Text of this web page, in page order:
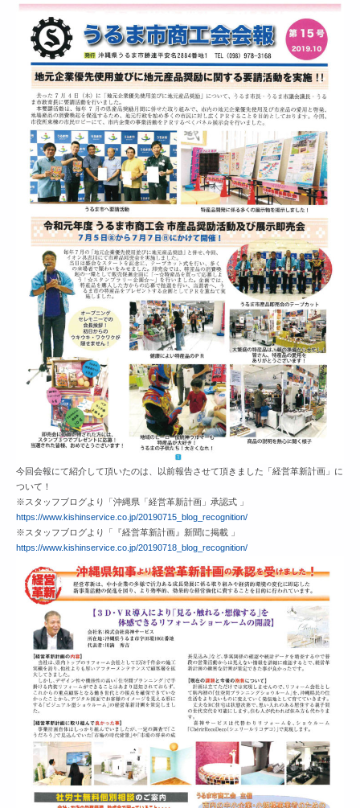
今回会報にて紹介して頂いたのは、以前報告させて頂きました「経営革新計画」に
ついて！
※スタッフブログより「沖縄県「経営革新計画」承認式 」
https://www.kishinservice.co.jp/20190715_blog_recognition/
※スタッフブログより「『経営革新計画』新聞に掲載 」
https://www.kishinservice.co.jp/20190718_blog_recognition/